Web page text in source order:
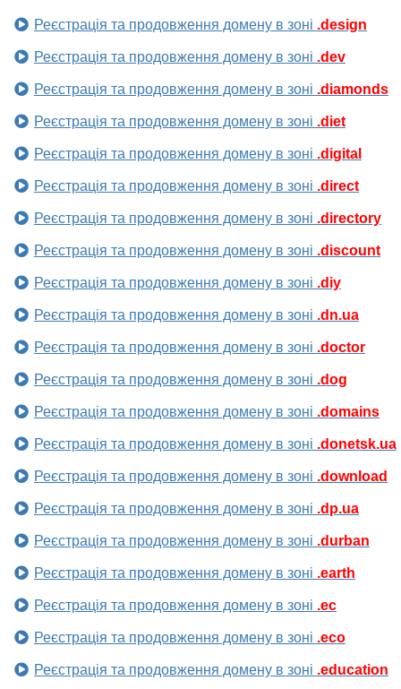
Реєстрація та продовження домену в зоні .design
Реєстрація та продовження домену в зоні .dev
Реєстрація та продовження домену в зоні .diamonds
Реєстрація та продовження домену в зоні .diet
Реєстрація та продовження домену в зоні .digital
Реєстрація та продовження домену в зоні .direct
Реєстрація та продовження домену в зоні .directory
Реєстрація та продовження домену в зоні .discount
Реєстрація та продовження домену в зоні .diy
Реєстрація та продовження домену в зоні .dn.ua
Реєстрація та продовження домену в зоні .doctor
Реєстрація та продовження домену в зоні .dog
Реєстрація та продовження домену в зоні .domains
Реєстрація та продовження домену в зоні .donetsk.ua
Реєстрація та продовження домену в зоні .download
Реєстрація та продовження домену в зоні .dp.ua
Реєстрація та продовження домену в зоні .durban
Реєстрація та продовження домену в зоні .earth
Реєстрація та продовження домену в зоні .ec
Реєстрація та продовження домену в зоні .eco
Реєстрація та продовження домену в зоні .education